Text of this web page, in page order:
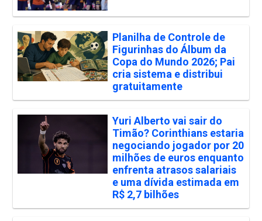
Planilha de Controle de
Figurinhas do Álbum da
Copa do Mundo 2026; Pai
cria sistema e distribui
gratuitamente
Yuri Alberto vai sair do
Timão? Corinthians estaria
negociando jogador por 20
milhões de euros enquanto
enfrenta atrasos salariais
e uma dívida estimada em
R$ 2,7 bilhões